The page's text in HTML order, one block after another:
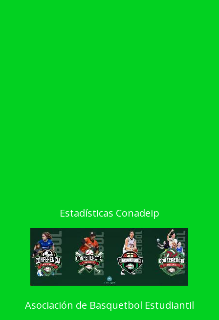
Estadísticas Conadeip
Asociación de Basquetbol Estudiantil